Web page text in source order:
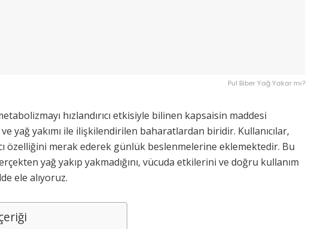
Pul Biber Yağ Yakar mı?
hızlandırıcı etkisiyle bilinen kapsaisin maddesi
yağ yakımı ile ilişkilendirilen baharatlardan biridir. Kullanıcılar,
özelliğini merak ederek günlük beslenmelerine eklemektedir. Bu
yağ yakıp yakmadığını, vücuda etkilerini ve doğru kullanım
ele alıyoruz.